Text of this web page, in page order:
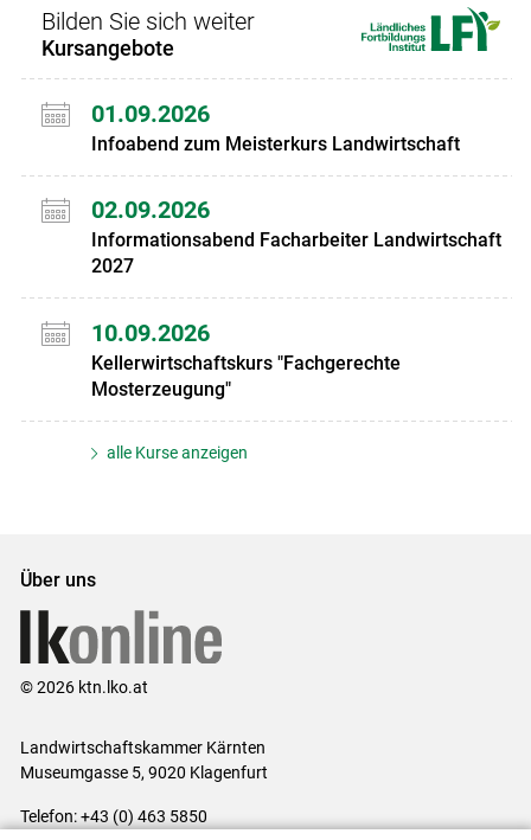
Bilden Sie sich weiter
Kursangebote
01.09.2026
Infoabend zum Meisterkurs Landwirtschaft
02.09.2026
Informationsabend Facharbeiter Landwirtschaft
2027
10.09.2026
Kellerwirtschaftskurs "Fachgerechte
Mosterzeugung"
alle Kurse anzeigen
Über uns
© 2026 ktn.lko.at
Landwirtschaftskammer Kärnten
Museumgasse 5, 9020 Klagenfurt
Telefon: +43 (0) 463 5850